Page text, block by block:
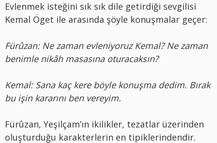
Evlenmek isteğini sık sık dile getirdiği sevgilisi
Kemal Öget ile arasında şöyle konuşmalar geçer:
Fürûzan: Ne zaman evleniyoruz Kemal? Ne zaman
benimle nikâh masasına oturacaksın?
Kemal: Sana kaç kere böyle konuşma dedim. Bırak
bu işin kararını ben vereyim.
Fürûzan, Yeşilçam’ın ikilikler, tezatlar üzerinden
oluşturduğu karakterlerin en tipiklerindendir.